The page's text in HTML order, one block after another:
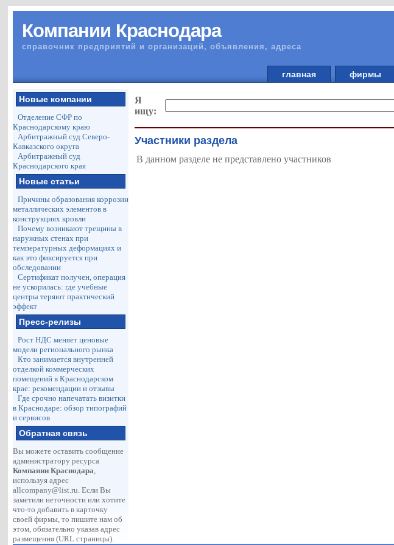
Компании Краснодара
справочник предприятий и организаций, объявления, адреса
главная фирмы
Новые компании
Отделение СФР по
Краснодарскому краю
Арбитражный суд Северо-
Кавказского округа
Арбитражный суд
Краснодарского края
Новые статьи
Причины образования коррозии
металлических элементов в
конструкциях кровли
Почему возникают трещины в
наружных стенах при
температурных деформациях и
как это фиксируется при
обследовании
Сертификат получен, операция
не ускорилась: где учебные
центры теряют практический
эффект
Пресс-релизы
Рост НДС меняет ценовые
модели регионального рынка
Кто занимается внутренней
отделкой коммерческих
помещений в Краснодарском
крае: рекомендации и отзывы
Где срочно напечатать визитки
в Краснодаре: обзор типографий
и сервисов
Обратная связь
Вы можете оставить сообщение
администратору ресурса
Компании Краснодара,
используя адрес
allcompany@list.ru. Если Вы
заметили неточности или хотите
что-то добавить в карточку
своей фирмы, то пишите нам об
этом, обязательно указав адрес
размещения (URL страницы).
Я
ищу:
Участники раздела
В данном разделе не представлено участников